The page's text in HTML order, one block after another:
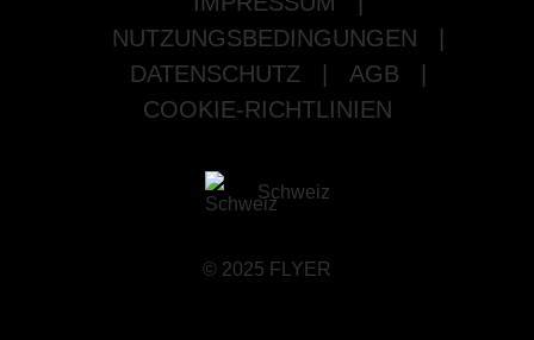
NUTZUNGSBEDINGUNGEN
DATENSCHUTZ
AGB
COOKIE-RICHTLINIEN
Schweiz
© 2025 FLYER